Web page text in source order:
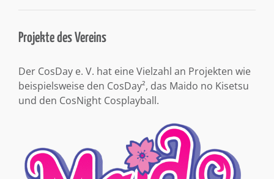
Projekte des Vereins
Der CosDay e. V. hat eine Vielzahl an Projekten wie
beispielsweise den CosDay², das Maido no Kisetsu
und den CosNight Cosplayball.